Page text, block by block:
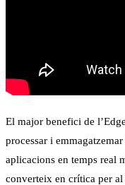
El major benefici de
processar i
aplicacions en temps real
converteix en crítica per